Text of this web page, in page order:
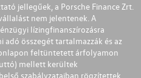
jellegűek, a Porsche Finance Zrt.
nem jelentenek. A
lízingfinanszírozásra
összegét tartalmazzák és az
feltüntetett árfolyamon
mellett kerültek
szabályzataiban rögzítettek